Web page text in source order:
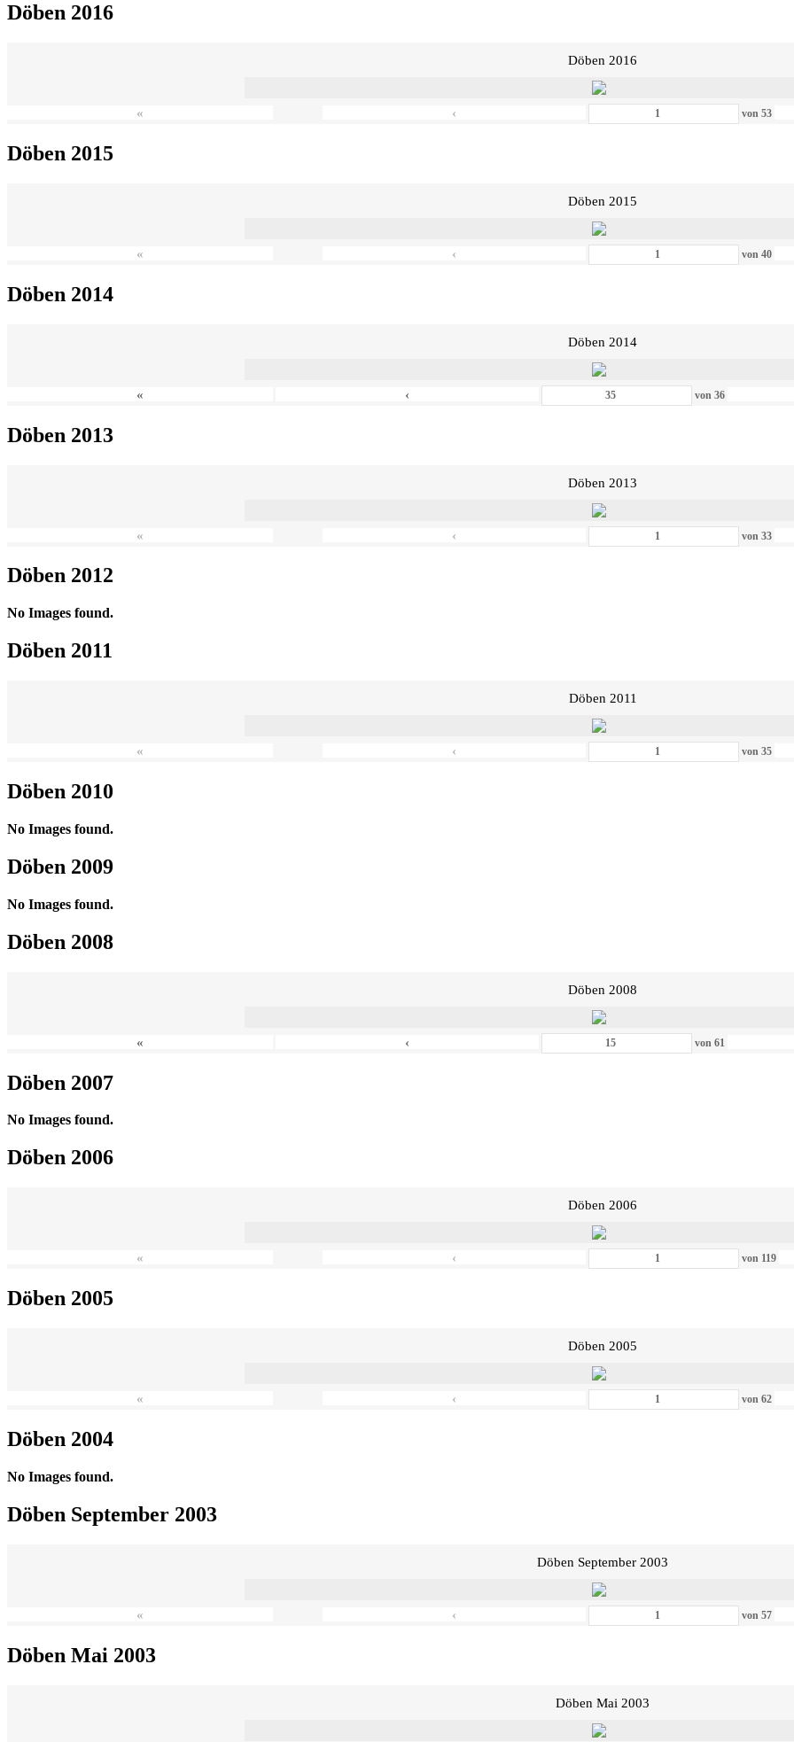
Döben 2016
Döben 2016
« ‹ von53
Döben 2015
Döben 2015
« ‹ von40
Döben 2014
Döben 2014
« ‹ von36
Döben 2013
Döben 2013
« ‹ von33
Döben 2012
No Images found.
Döben 2011
Döben 2011
« ‹ von35
Döben 2010
No Images found.
Döben 2009
No Images found.
Döben 2008
Döben 2008
« ‹ von61
Döben 2007
No Images found.
Döben 2006
Döben 2006
« ‹ von 119
Döben 2005
Döben 2005
« ‹ von62
Döben 2004
No Images found.
Döben September 2003
Döben September 2003
« ‹ von57
Döben Mai 2003
Döben Mai 2003